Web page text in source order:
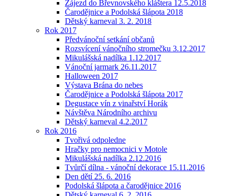
Zájezd do Břevnovského kláštera 12.5.2018
Čarodějnice a Podolská šlápota 2018
Dětský karneval 3. 2. 2018
Rok 2017
Předvánoční setkání občanů
Rozsvícení vánočního stromečku 3.12.2017
Mikulášská nadílka 1.12.2017
Vánoční jarmark 26.11.2017
Halloween 2017
Výstava Brána do nebes
Čarodějnice a Podolská šlápota 2017
Degustace vín z vinařství Horák
Návštěva Národního archivu
Dětský karneval 4.2.2017
Rok 2016
Tvořivá odpoledne
Hračky pro nemocnici v Motole
Mikulášská nadílka 2.12.2016
Tvůrčí dílna - vánoční dekorace 15.11.2016
Den dětí 25. 6. 2016
Podolská šlápota a čarodějnice 2016